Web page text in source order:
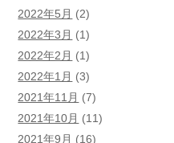
2022年5月 (2)
2022年3月 (1)
2022年2月 (1)
2022年1月 (3)
2021年11月 (7)
2021年10月 (11)
2021年9月 (16)